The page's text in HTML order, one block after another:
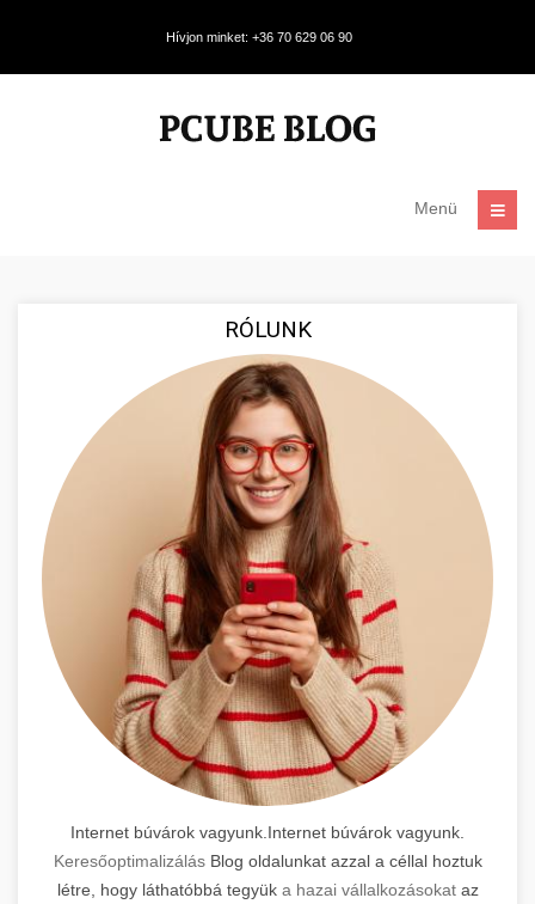
Hívjon minket: +36 70 629 06 90
Menü
RÓLUNK
Internet búvárok vagyunk.Internet búvárok vagyunk.
KeresőoptimalizálásBlog oldalunkat azzal a céllal hoztuk
létre, hogy láthatóbbá tegyük a hazai vállalkozásokataz